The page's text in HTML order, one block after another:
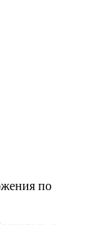
по